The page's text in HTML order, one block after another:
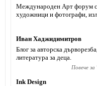
Международен Арт форум с
художници и фотографи,
Иван Хаджидимитров
Блог за авторска
литература за деца.
Повече за
Ink Design